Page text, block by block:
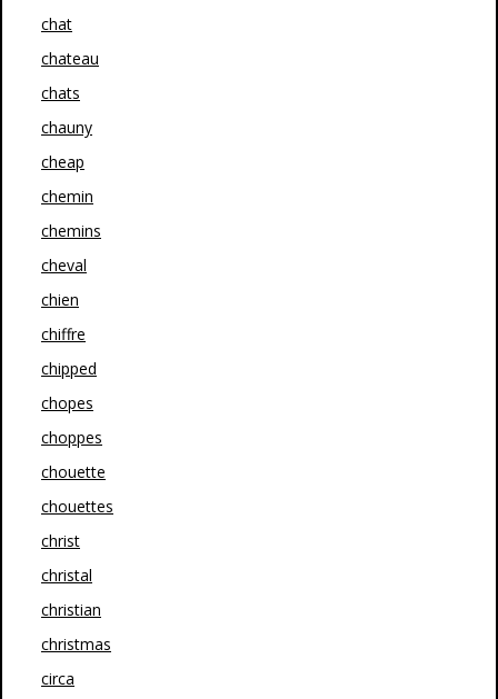
chat
chateau
chats
chauny
cheap
chemin
chemins
cheval
chien
chiffre
chipped
chopes
choppes
chouette
chouettes
christ
christal
christian
christmas
circa